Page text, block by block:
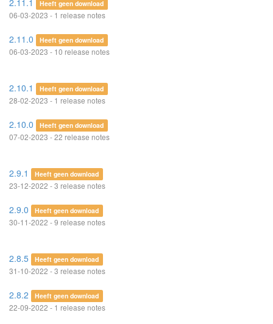
2.11.1 Heeft geen download
06-03-2023 - 1 release notes
2.11.0 Heeft geen download
06-03-2023 - 10 release notes
2.10.1 Heeft geen download
28-02-2023 - 1 release notes
2.10.0 Heeft geen download
07-02-2023 - 22 release notes
2.9.1 Heeft geen download
23-12-2022 - 3 release notes
2.9.0 Heeft geen download
30-11-2022 - 9 release notes
2.8.5 Heeft geen download
31-10-2022 - 3 release notes
2.8.2 Heeft geen download
22-09-2022 - 1 release notes